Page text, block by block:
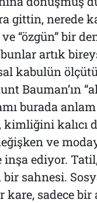
gittin, nerede
“özgün” bir
artık
kabulün
Bauman’ın
burada anlam
kalıcı
ve
inşa ediyor.
bir sahnesi.
kare, sadece bir